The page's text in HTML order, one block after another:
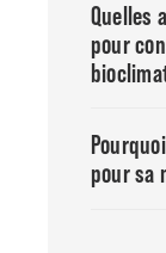
Quelles
pour
pour sa